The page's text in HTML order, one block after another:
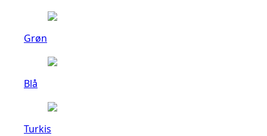
Grøn
Blå
Turkis